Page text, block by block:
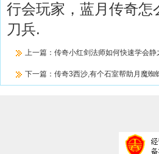
行会玩家，蓝月传奇
刀兵.
上一篇： 传奇小红剑法师如何快速学会静
下一篇： 传奇3西沙,有个石室帮助月魔蜘